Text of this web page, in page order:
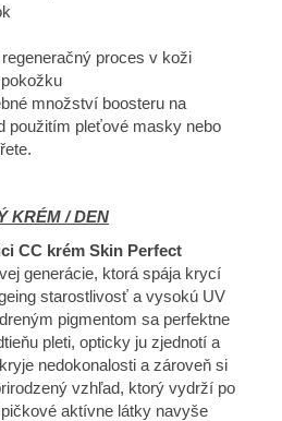
proces v koži
množství boosteru na
použitím pleťové masky nebo
KRÉM / DEN
CC krém Skin Perfect
generácie, ktorá spája krycí
starostlivosť a vysokú UV
pigmentom sa perfektne
pleti, opticky ju zjednotí a
nedokonalosti a zároveň si
vzhľad, ktorý vydrží po
aktívne látky navyše